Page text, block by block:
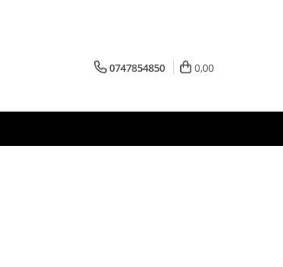
0747854850 0,00